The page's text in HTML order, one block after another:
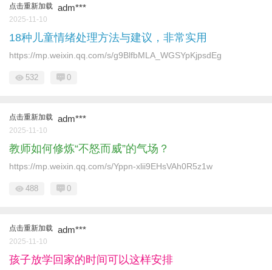
点击重新加载 adm***
2025-11-10
18种儿童情绪处理方法与建议，非常实用
https://mp.weixin.qq.com/s/g9BlfbMLA_WGSYpKjpsdEg
532 0
点击重新加载 adm***
2025-11-10
教师如何修炼“不怒而威”的气场？
https://mp.weixin.qq.com/s/Yppn-xlii9EHsVAh0R5z1w
488 0
点击重新加载 adm***
2025-11-10
孩子放学回家的时间可以这样安排